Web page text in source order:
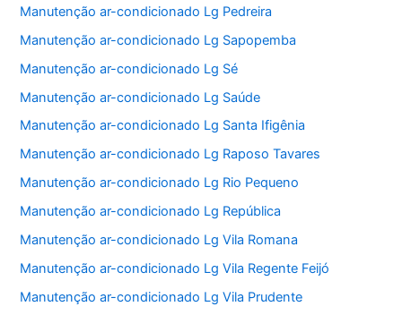
Manutenção ar-condicionado Lg Pedreira
Manutenção ar-condicionado Lg Sapopemba
Manutenção ar-condicionado Lg Sé
Manutenção ar-condicionado Lg Saúde
Manutenção ar-condicionado Lg Santa Ifigênia
Manutenção ar-condicionado Lg Raposo Tavares
Manutenção ar-condicionado Lg Rio Pequeno
Manutenção ar-condicionado Lg República
Manutenção ar-condicionado Lg Vila Romana
Manutenção ar-condicionado Lg Vila Regente Feijó
Manutenção ar-condicionado Lg Vila Prudente